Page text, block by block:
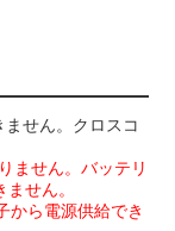
せん。クロスコ
ません。バッテリ
せん。
から電源供給でき